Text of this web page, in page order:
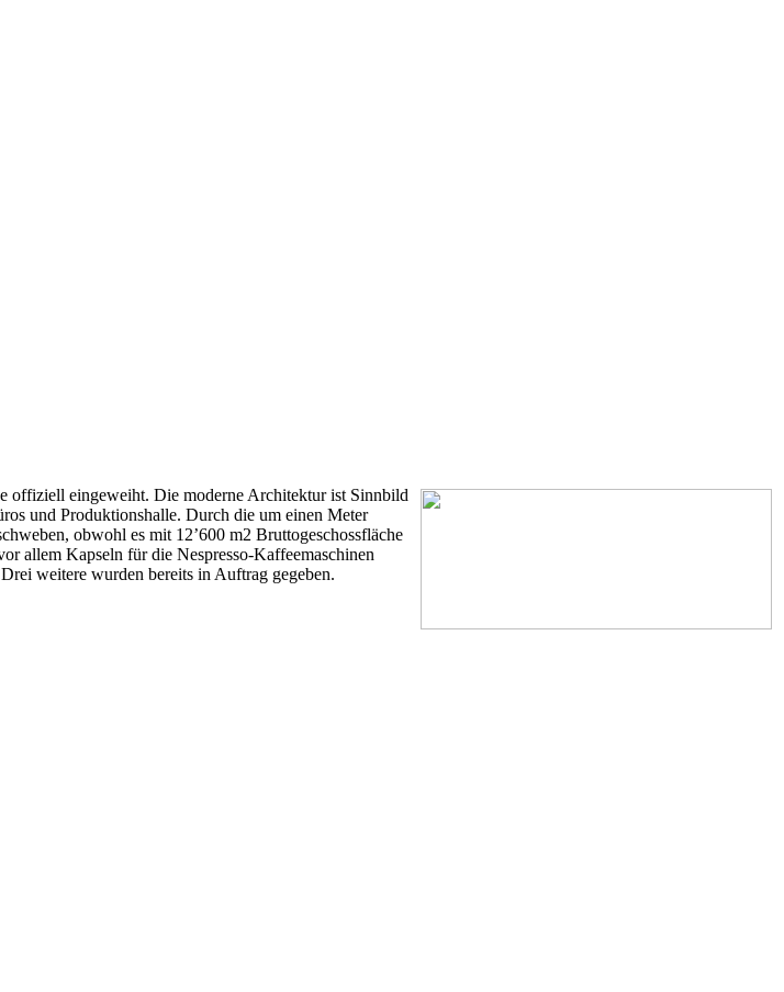
offiziell eingeweiht. Die moderne Architektur ist Sinnbild
und Produktionshalle. Durch die um einen Meter
obwohl es mit 12’600 m2 Bruttogeschossfläche
allem Kapseln für die Nespresso-Kaffeemaschinen
weitere wurden bereits in Auftrag gegeben.